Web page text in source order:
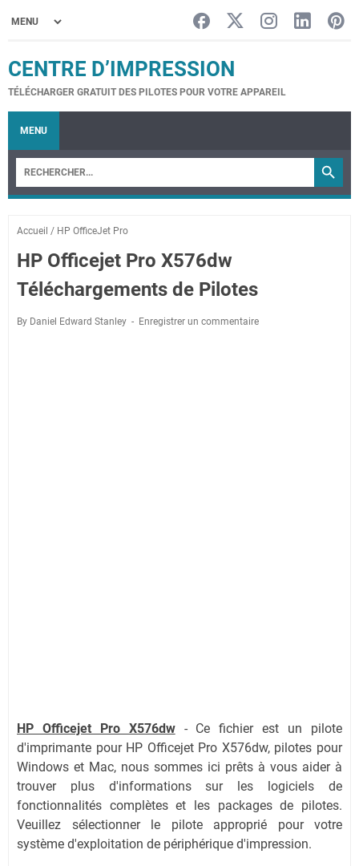
CENTRE D’IMPRESSION
TÉLÉCHARGER GRATUIT DES PILOTES POUR VOTRE APPAREIL
MENU
Accueil / HP OfficeJet Pro
HP Officejet Pro X576dw
Téléchargements de Pilotes
By Daniel Edward Stanley Enregistrer un commentaire
HP Officejet Pro X576dw- Ce fichier est un pilote
d'imprimante pourHP Officejet Pro X576dw, pilotes pour
Windows et Mac, nous sommes ici prêts à vous aider à
trouver plus d'informations sur les logiciels de
fonctionnalités complètes et les packages de pilotes.
Veuillez sélectionner le pilote approprié pour votre
système d'exploitation de périphérique d'impression.